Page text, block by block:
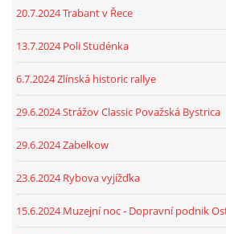
20.7.2024 Trabant v Řece
13.7.2024 Poli Studénka
6.7.2024 Zlínská historic rallye
29.6.2024 Strážov Classic Považská Bystrica
29.6.2024 Zabelkow
23.6.2024 Rybova vyjížďka
15.6.2024 Muzejní noc - Dopravní podnik